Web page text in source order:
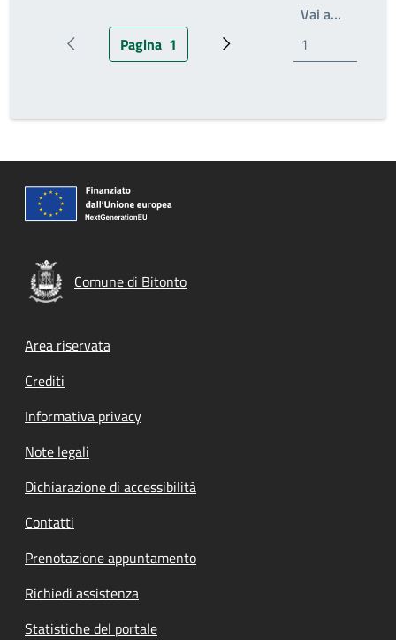
Pagina precedentePagina attuale
Pagina 1 Pagina successiva
Vai a…
Comune di Bitonto
Footer menu
Area riservata
Crediti
Informativa privacy
Note legali
Dichiarazione di accessibilità
Contatti
Prenotazione appuntamento
Richiedi assistenza
Statistiche del portale